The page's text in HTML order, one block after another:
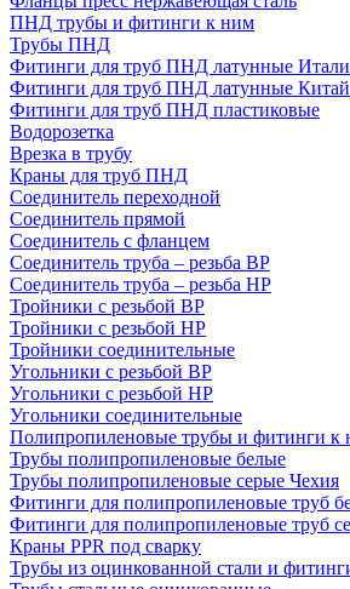
ПНД трубы и фитинги к ним
Трубы ПНД
Фитинги для труб ПНД латунные
Фитинги для труб ПНД латунные Китай
Фитинги для труб ПНД пластиковые
Водорозетка
Врезка в трубу
Краны для труб ПНД
Соединитель переходной
Соединитель прямой
Соединитель с фланцем
Соединитель труба – резьба ВР
Соединитель труба – резьба НР
Тройники с резьбой ВР
Тройники с резьбой НР
Тройники соединительные
Угольники с резьбой ВР
Угольники с резьбой НР
Угольники соединительные
Полипропиленовые трубы и фитинги к
Трубы полипропиленовые белые
Трубы полипропиленовые серые Чехия
Фитинги для полипропиленовые труб
Фитинги для полипропиленовые труб
Краны PPR под сварку
Трубы из оцинкованной стали и